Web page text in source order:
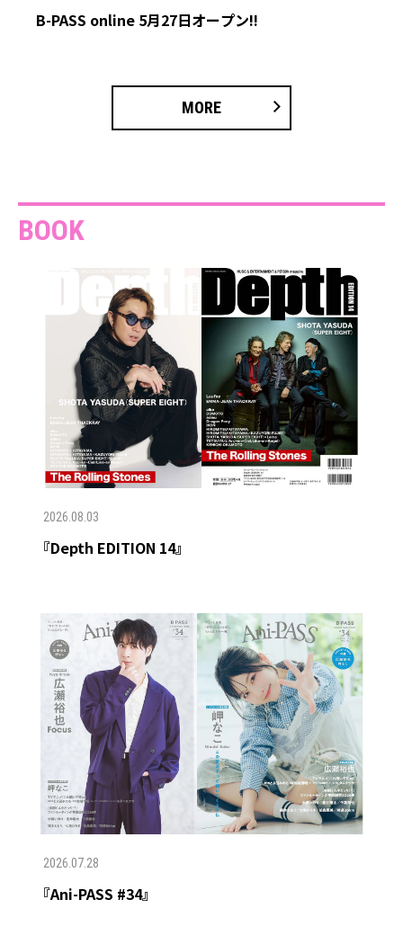
B-PASS online 5月27日オープン!!
MORE
BOOK
2026.08.03
『Depth EDITION 14』
2026.07.28
『Ani-PASS #34』